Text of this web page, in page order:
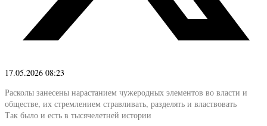
17.05.2026 08:23
Расколы занесены нарастанием чужеродных элементов во власти и
обществе, их стремлением стравливать, разделять и властвовать
Так было и есть в тысячелетней истории